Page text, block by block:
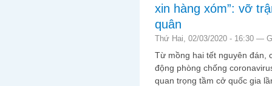
xin hàng xóm”: vỡ
quân
Thứ Hai, 02/03/2020 - 16:30 —
Từ mồng hai tết nguyên đán,
động phòng chống
quan trọng tầm cở quốc gia